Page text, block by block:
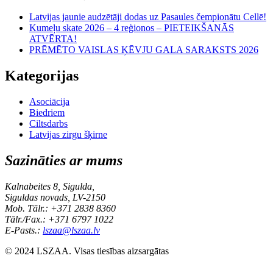
Latvijas jaunie audzētāji dodas uz Pasaules čempionātu Cellē!
Kumeļu skate 2026 – 4 reģionos – PIETEIKŠANĀS
ATVĒRTA!
PRĒMĒTO VAISLAS ĶĒVJU GALA SARAKSTS 2026
Kategorijas
Asociācija
Biedriem
Ciltsdarbs
Latvijas zirgu šķirne
Sazināties ar mums
Kalnabeites 8, Sigulda,
Siguldas novads, LV-2150
Mob. Tālr.: +371 2838 8360
Tālr./Fax.: +371 6797 1022
E-Pasts.: lszaa@lszaa.lv
© 2024 LSZAA. Visas tiesības aizsargātas